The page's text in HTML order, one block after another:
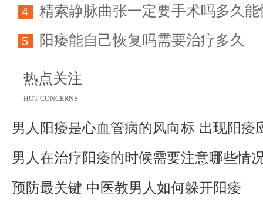
育能力
4 精索静脉曲张一定要手术吗多久能
5 阳痿能自己恢复吗需要治疗多久
热点关注
HOT CONCERNS
男人阳痿是心血管病的风向标 出现阳痿
男人在治疗阳痿的时候需要注意哪些情
预防最关键 中医教男人如何躲开阳痿